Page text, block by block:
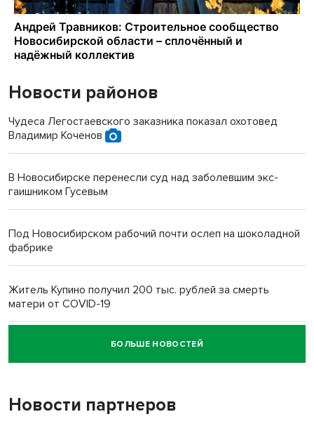
Новости районов
Чудеса Легостаевского заказника показал охотовед
Владимир Коченов
В Новосибирске перенесли суд над заболевшим экс-
гаишником Гусевым
Под Новосибирском рабочий почти ослеп на шоколадной
фабрике
Житель Купино получил 200 тыс. рублей за смерть
матери от COVID-19
Новосибирский суд наказал водителя за смерть
пенсионерки на вокзале
БОЛЬШЕ НОВОСТЕЙ
Новости партнеров